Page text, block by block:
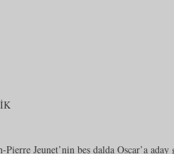
Jeunet’nin beş dalda Oscar’a